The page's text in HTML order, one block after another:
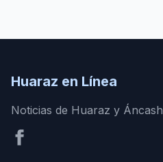
Huaraz en Línea
Noticias de Huaraz y Áncash